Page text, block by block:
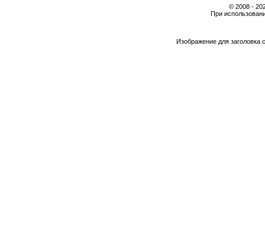
© 2008 -
При
Изображение для